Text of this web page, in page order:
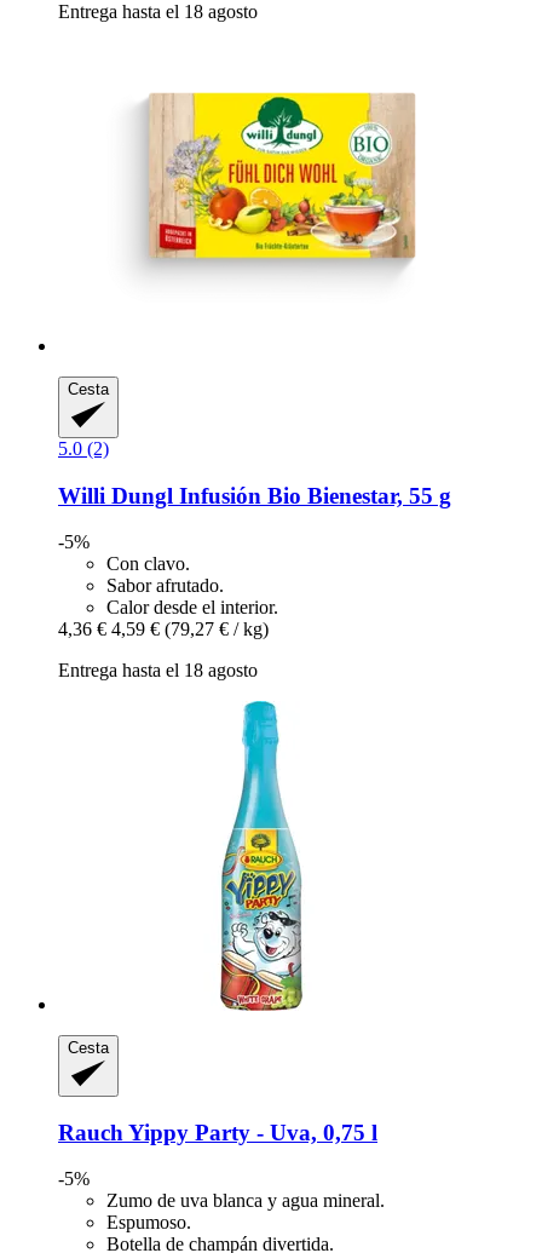
Entrega hasta el 18 agosto
Cesta
5.0 (2)
Willi Dungl Infusión Bio Bienestar, 55 g
-5%
Con clavo.
Sabor afrutado.
Calor desde el interior.
4,36 € 4,59 € (79,27 € / kg)
Entrega hasta el 18 agosto
Cesta
Rauch Yippy Party -​ Uva, 0,75 l
-5%
Zumo de uva blanca y agua mineral.
Espumoso.
Botella de champán divertida.